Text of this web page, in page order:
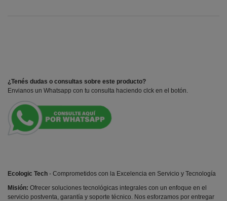
¿Tenés dudas o consultas sobre este producto?
Envianos un Whatsapp con tu consulta haciendo clck en el botón.
Ecologic Tech - Comprometidos con la Excelencia en Servicio y Tecnología
Misión: Ofrecer soluciones tecnológicas integrales con un enfoque en el
servicio postventa, garantía y soporte técnico. Nos esforzamos por entregar